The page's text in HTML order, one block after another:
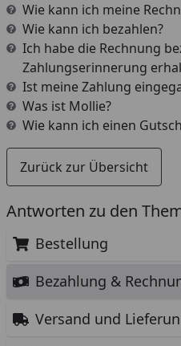
Antworten zu den
Bestellung
Bezahlung &
Versand und
Wie kann ich meine
Wie kann ich bezahlen?
Ich habe die Rechnung
Zahlungserinnerung
Ist meine Zahlung
Was ist Mollie?
Wie kann ich einen
Zurück zur Übersicht